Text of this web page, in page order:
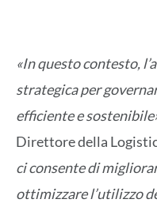
«In questo contesto,
strategica per
efficiente e
Direttore della
ci consente di
ottimizzare l’utilizzo